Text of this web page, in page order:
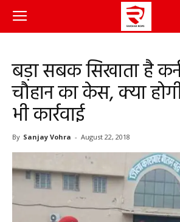
बड़ा सबक सिखाता है
चौहान का केस, क्या
भी कार्रवाई
By Sanjay Vohra - August 22, 2018